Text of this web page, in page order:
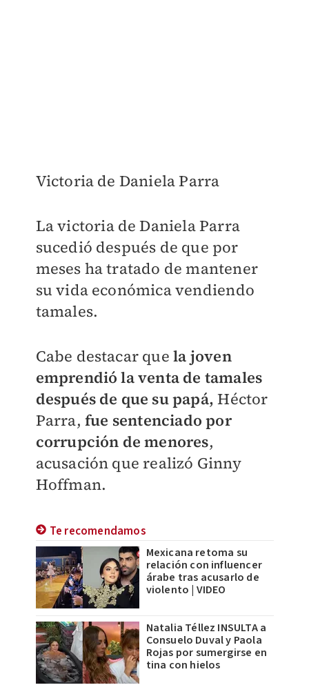
Victoria de Daniela Parra
La victoria de Daniela Parra
sucedió después de que por
meses ha tratado de mantener
su vida económica vendiendo
tamales.
Cabe destacar quela joven
emprendió la venta de tamales
después de que su papá,Héctor
Parra, fue sentenciado por
corrupción de menores,
acusación que realizó Ginny
Hoffman.
Te recomendamos
Mexicana retoma su
relación con influencer
árabe tras acusarlo de
violento | VIDEO
Natalia Téllez INSULTA a
Consuelo Duval y Paola
Rojas por sumergirse en
tina con hielos